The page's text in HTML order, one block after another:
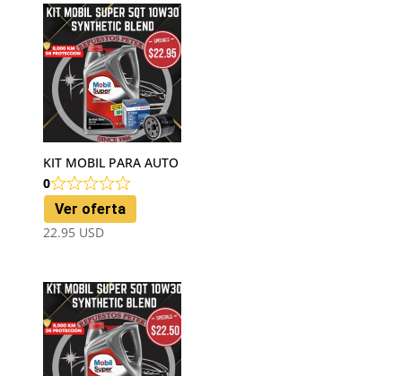
KIT MOBIL PARA AUTO
0
Ver oferta
22.95USD